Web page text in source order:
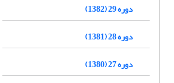
دوره 29 (1382)
دوره 28 (1381)
دوره 27 (1380)